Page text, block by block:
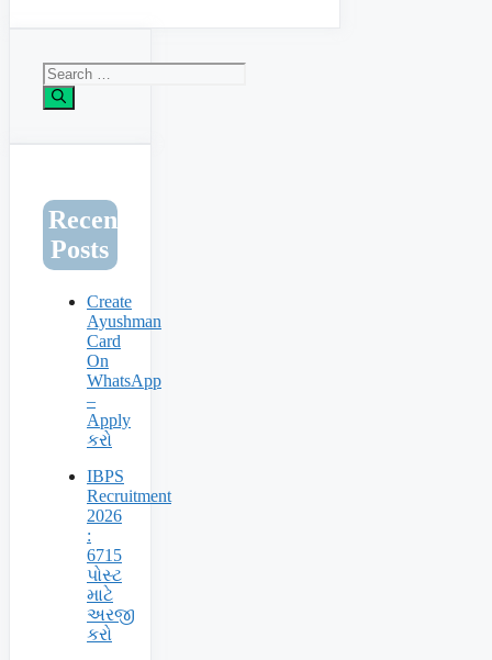
Search
for:
Recent
Posts
Create
Ayushman
Card
On
WhatsApp
–
Apply
કરો
IBPS
Recruitment
2026
:
6715
પોસ્ટ
માટે
અરજી
કરો